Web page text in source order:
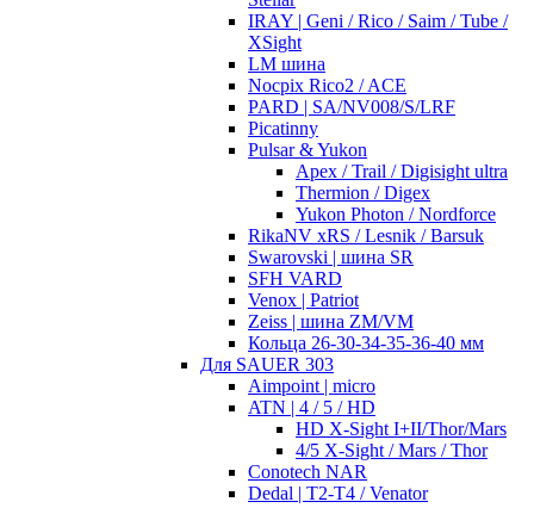
IRAY | Geni / Rico / Saim / Tube /
XSight
LM шина
Nocpix Rico2 / ACE
PARD | SA/NV008/S/LRF
Picatinny
Pulsar & Yukon
Apex / Trail / Digisight ultra
Thermion / Digex
Yukon Photon / Nordforce
RikaNV xRS / Lesnik / Barsuk
Swarovski | шина SR
SFH VARD
Venox | Patriot
Zeiss | шина ZM/VM
Кольца 26-30-34-35-36-40 мм
Для SAUER 303
Aimpoint | micro
ATN | 4 / 5 / HD
HD X-Sight I+II/Thor/Mars
4/5 X-Sight / Mars / Thor
Conotech NAR
Dedal | T2-T4 / Venator